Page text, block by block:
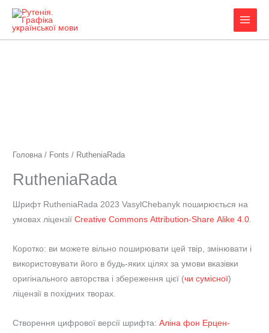
Перейти
Головна / Fonts / RutheniaRada
RutheniaRada
Шрифт RutheniaRada 2023 VasylChebanyk поширюється на
умовах ліцензіїCreative Commons Attribution-Share Alike 4.0.
Коротко: ви можете вільно поширювати цей твір, змінювати і
використовувати його в будь-яких цілях за умови вказівки
оригінального авторства і збереження цієї (чи сумісної)
ліцензії в похідних творах.
Створення цифрової версії шрифта:Аліна фон Ерцен-